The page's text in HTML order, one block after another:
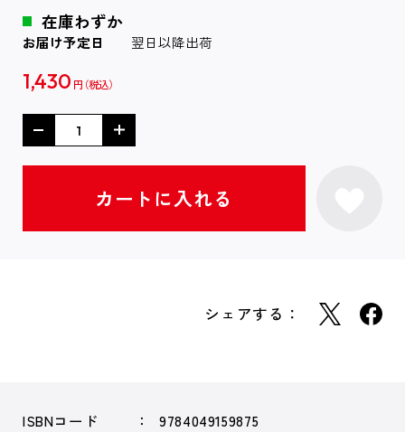
在庫わずか
お届け予定日 翌日以降出荷
1,430 円
シェアする：
ISBNコード
9784049159875